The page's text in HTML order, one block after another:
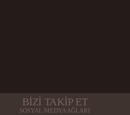
BİZİ TAKİP ET
SOSYAL MEDYA AĞLARI